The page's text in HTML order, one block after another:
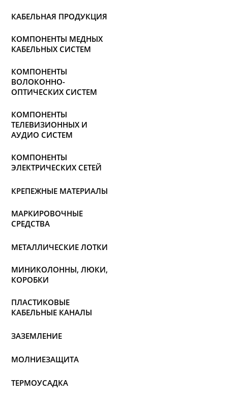
КАБЕЛЬНАЯ ПРОДУКЦИЯ
КОМПОНЕНТЫ МЕДНЫХ
КАБЕЛЬНЫХ СИСТЕМ
КОМПОНЕНТЫ
ВОЛОКОННО-
ОПТИЧЕСКИХ СИСТЕМ
КОМПОНЕНТЫ
ТЕЛЕВИЗИОННЫХ И
АУДИО СИСТЕМ
КОМПОНЕНТЫ
ЭЛЕКТРИЧЕСКИХ СЕТЕЙ
КРЕПЕЖНЫЕ МАТЕРИАЛЫ
МАРКИРОВОЧНЫЕ
СРЕДСТВА
МЕТАЛЛИЧЕСКИЕ ЛОТКИ
МИНИКОЛОННЫ, ЛЮКИ,
КОРОБКИ
ПЛАСТИКОВЫЕ
КАБЕЛЬНЫЕ КАНАЛЫ
ЗАЗЕМЛЕНИЕ
МОЛНИЕЗАЩИТА
ТЕРМОУСАДКА